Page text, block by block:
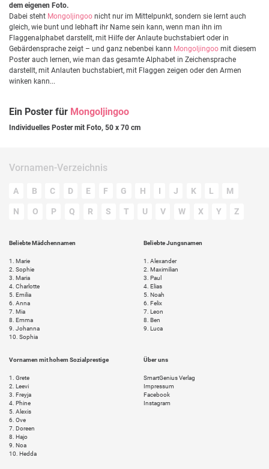
dem eigenen Foto.
Dabei steht Mongoljingoo nicht nur im Mittelpunkt, sondern sie lernt auch
gleich, wie bunt und lebhaft ihr Name sein kann, wenn man ihn im
Flaggenalphabet darstellt, mit Hilfe der Anlaute buchstabiert oder in
Gebärdensprache zeigt – und ganz nebenbei kann Mongoljingoo mit diesem
Poster auch lernen, wie man das gesamte Alphabet in Zeichensprache
darstellt, mit Anlauten buchstabiert, mit Flaggen zeigen oder den Armen
winken kann...
Ein Poster für Mongoljingoo
Individuelles Poster mit Foto, 50 x 70 cm
Vornamen-Verzeichnis
A B C D E F G H I J K L M
N O P Q R S T U V W X Y Z
Beliebte Mädchennamen
1.
Marie
2. Sophie
3. Maria
4. Charlotte
5. Emilia
6. Anna
7. Mia
8. Emma
9. Johanna
10. Sophia
Beliebte Jungsnamen
1.
Alexander
2. Maximilian
3. Paul
4. Elias
5. Noah
6. Felix
7. Leon
8. Ben
9. Luca
Vornamen mit hohem Sozialprestige
1.
Grete
2. Leevi
3. Freyja
4. Phine
5. Alexis
6. Ove
7. Doreen
8. Hajo
9. Noa
10. Hedda
Über uns
SmartGenius Verlag
Impressum
Facebook
Instagram